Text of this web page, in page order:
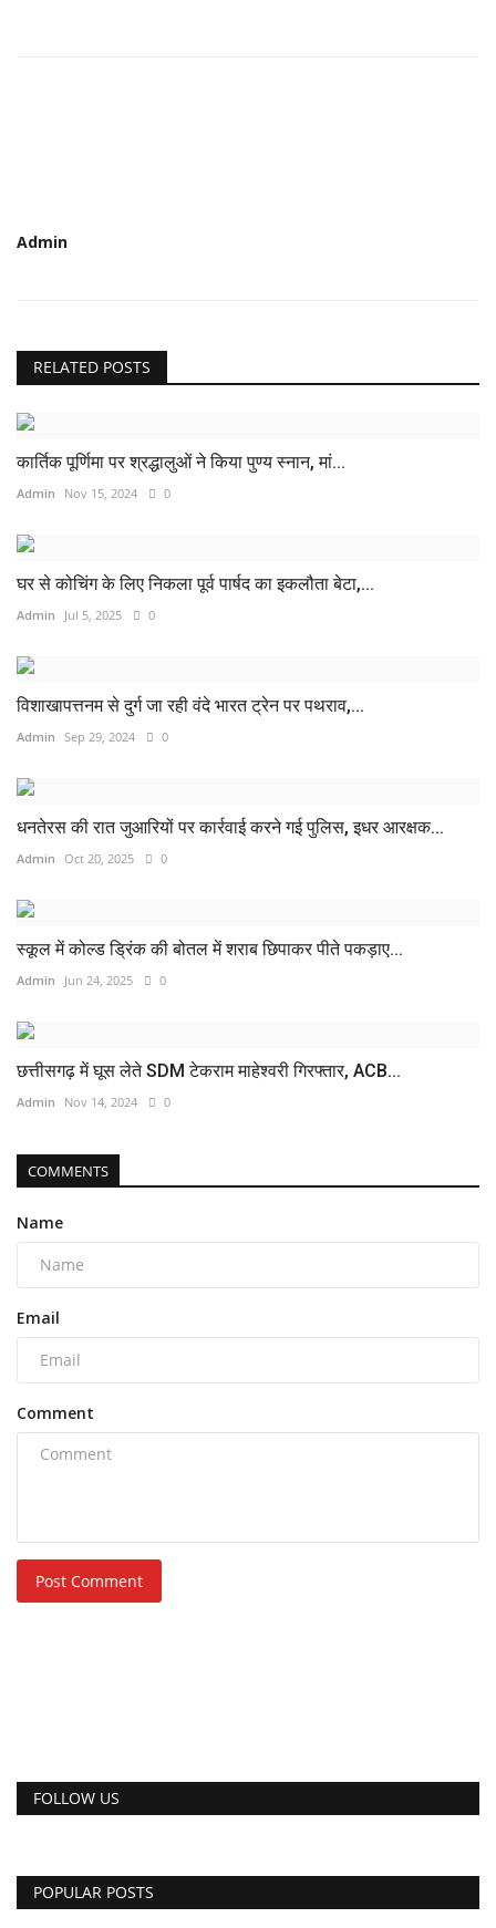
Admin
RELATED POSTS
कार्तिक पूर्णिमा पर श्रद्धालुओं ने किया पुण्य स्नान, मां...
Admin Nov 15, 2024 0
घर से कोचिंग के लिए निकला पूर्व पार्षद का इकलौता बेटा,...
Admin Jul 5, 2025 0
विशाखापत्तनम से दुर्ग जा रही वंदे भारत ट्रेन पर पथराव,...
Admin Sep 29, 2024 0
धनतेरस की रात जुआरियों पर कार्रवाई करने गई पुलिस, इधर आरक्षक...
Admin Oct 20, 2025 0
स्कूल में कोल्ड ड्रिंक की बोतल में शराब छिपाकर पीते पकड़ाए...
Admin Jun 24, 2025 0
छत्तीसगढ़ में घूस लेते SDM टेकराम माहेश्वरी गिरफ्तार, ACB...
Admin Nov 14, 2024 0
COMMENTS
Name
Email
Comment
Post Comment
FOLLOW US
POPULAR POSTS